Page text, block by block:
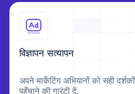
विज्ञापन सत्यापन
अपने मार्केटिंग अभियानों को सही
पहुँचाने की गारंटी दें.